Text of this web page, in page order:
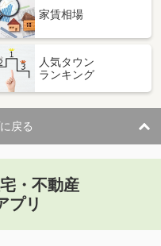
８
市中央区南二十一条西８
市中央区北六条西２７
家賃相場
人気タウン
ランキング
戻る
・不動産
プリ